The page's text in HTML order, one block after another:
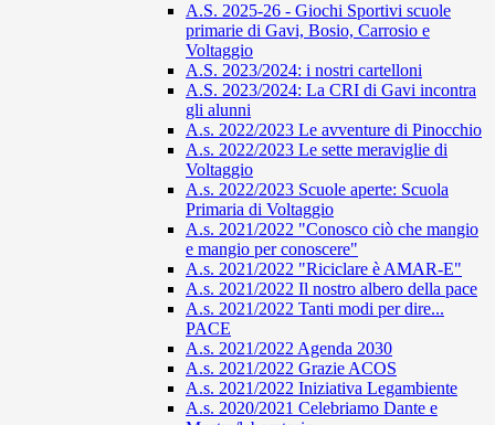
A.S. 2025-26 - Giochi Sportivi scuole
primarie di Gavi, Bosio, Carrosio e
Voltaggio
A.S. 2023/2024: i nostri cartelloni
A.S. 2023/2024: La CRI di Gavi incontra
gli alunni
A.s. 2022/2023 Le avventure di Pinocchio
A.s. 2022/2023 Le sette meraviglie di
Voltaggio
A.s. 2022/2023 Scuole aperte: Scuola
Primaria di Voltaggio
A.s. 2021/2022 "Conosco ciò che mangio
e mangio per conoscere"
A.s. 2021/2022 "Riciclare è AMAR-E"
A.s. 2021/2022 Il nostro albero della pace
A.s. 2021/2022 Tanti modi per dire...
PACE
A.s. 2021/2022 Agenda 2030
A.s. 2021/2022 Grazie ACOS
A.s. 2021/2022 Iniziativa Legambiente
A.s. 2020/2021 Celebriamo Dante e